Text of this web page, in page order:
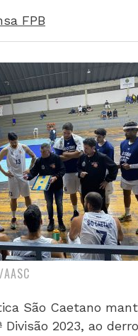
FPB
São Caetano
2023, ao